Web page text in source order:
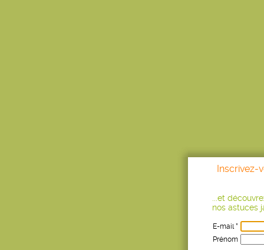
Inscrivez-
...et
nos astuces
E-mail *
Prénom